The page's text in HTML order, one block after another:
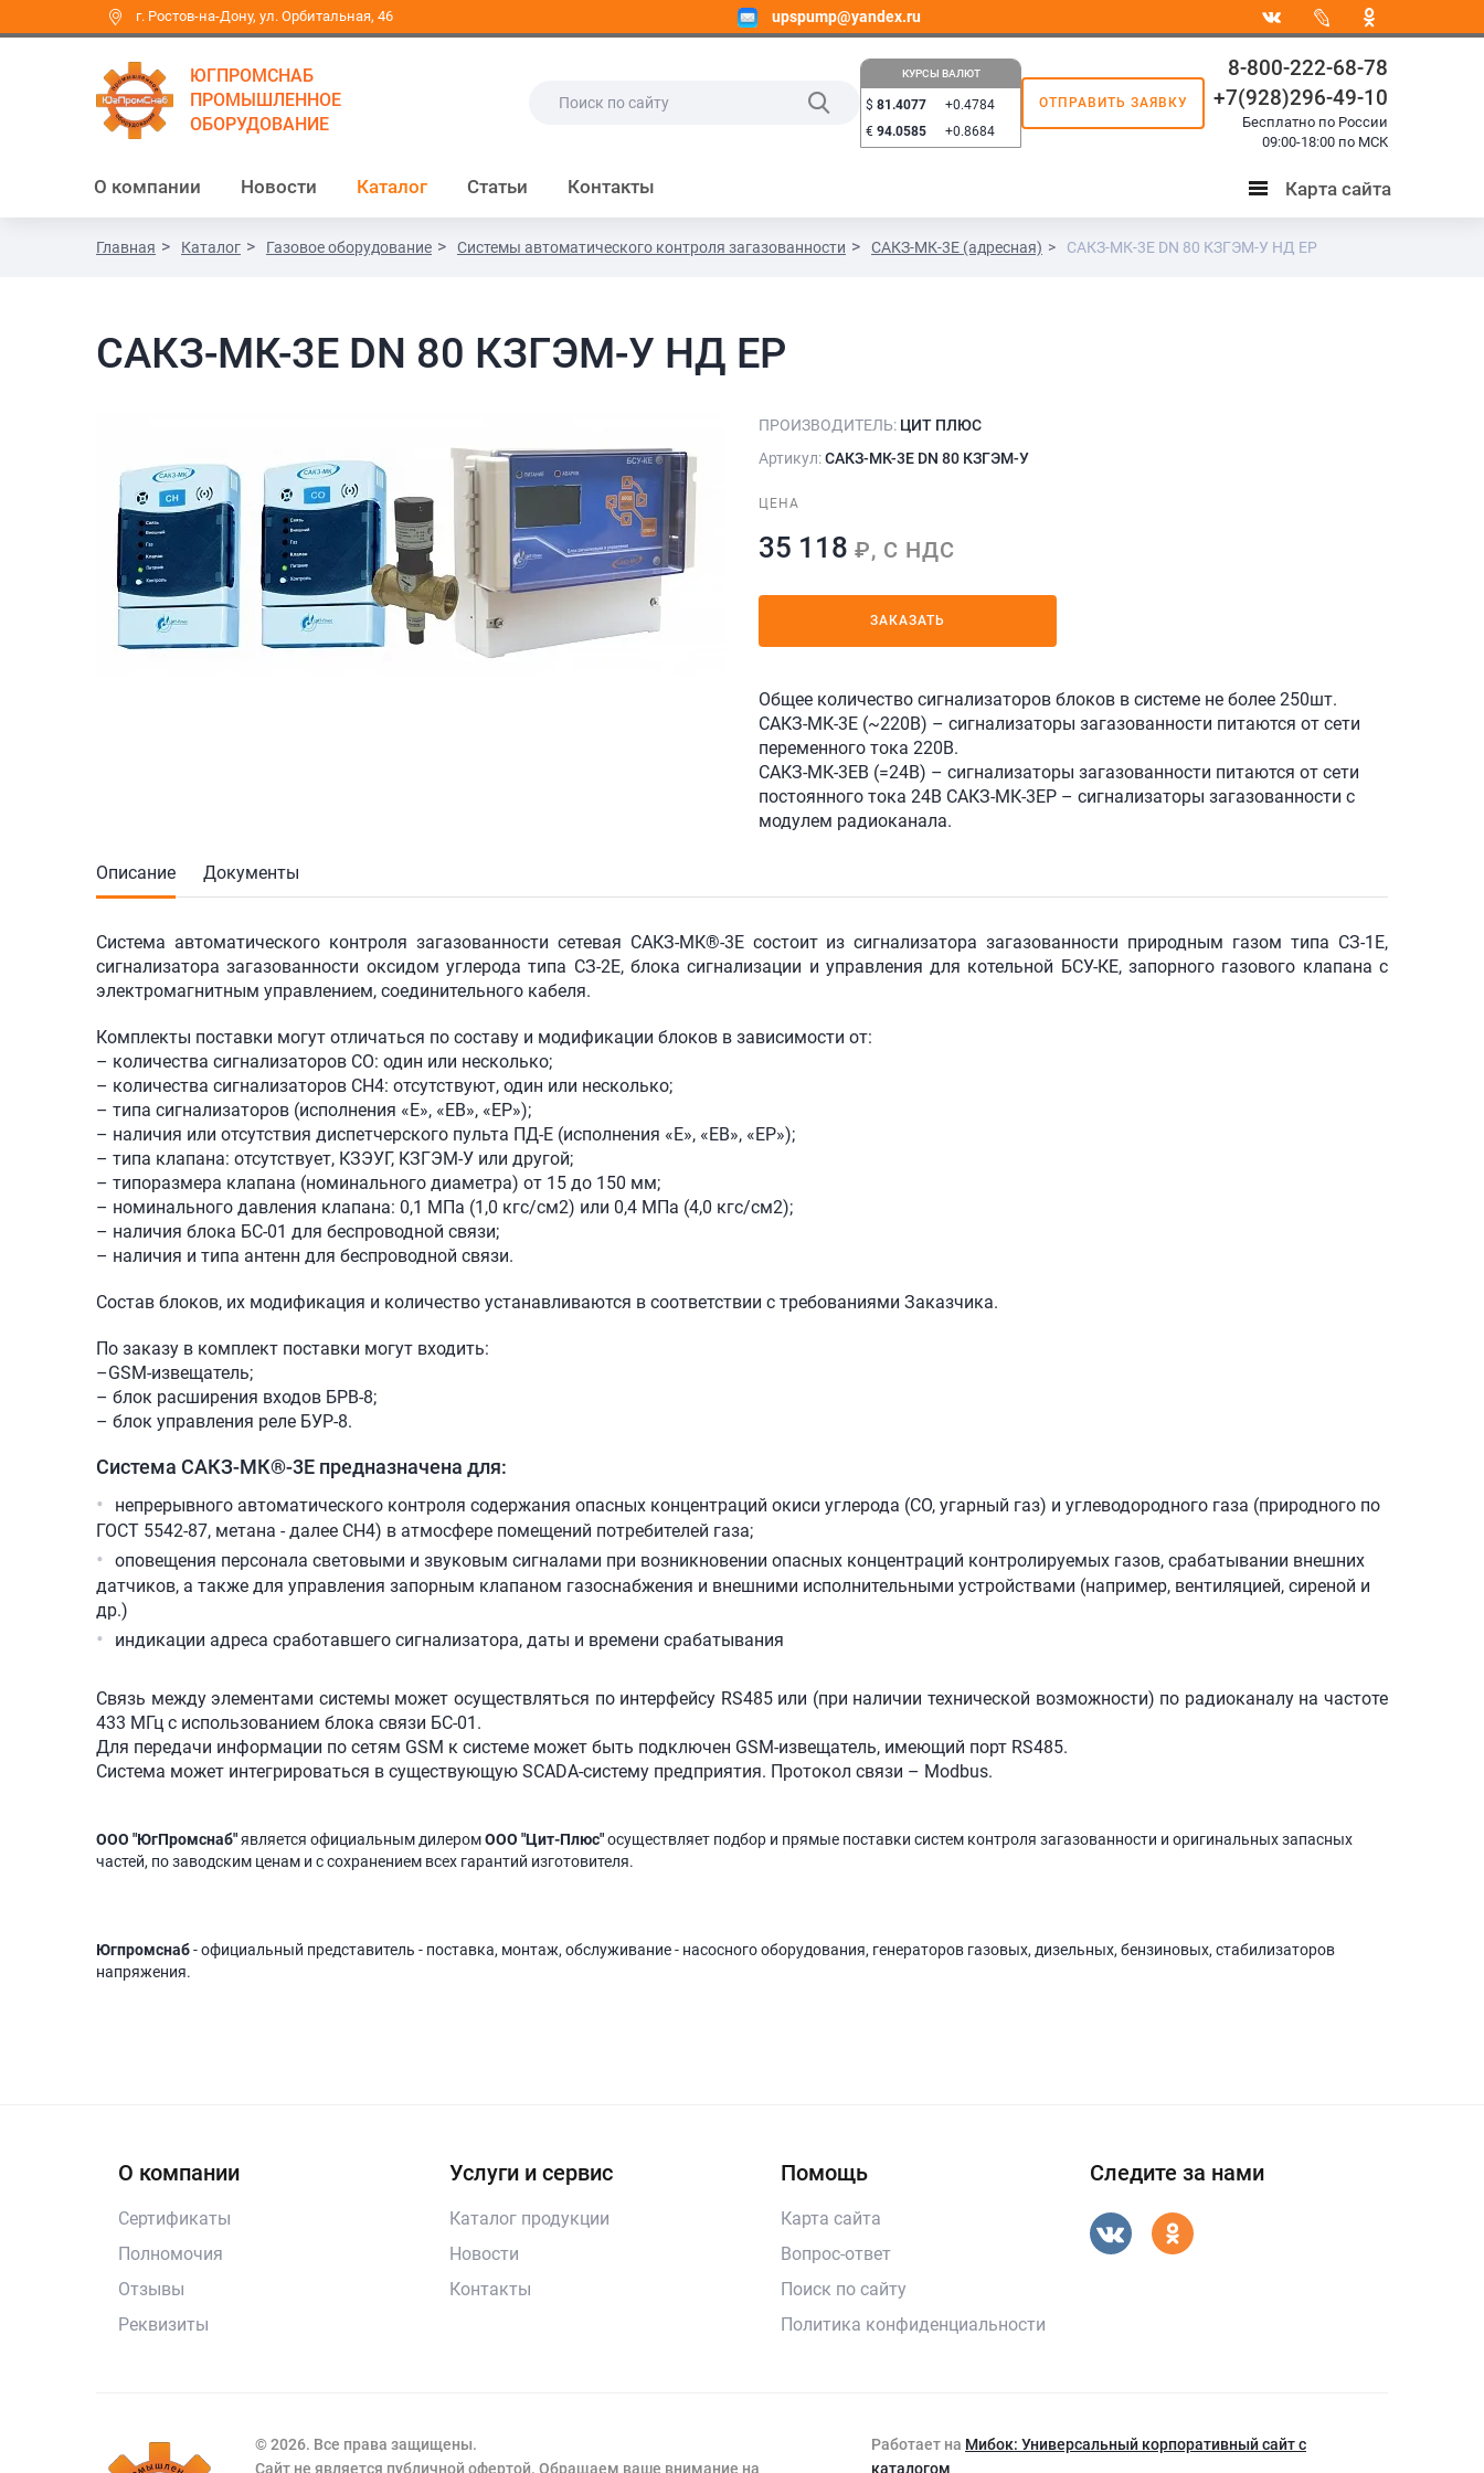
г. Ростов-на-Дону, ул. Орбитальная, 46 upspump@yandex.ru
ЮГПРОМСНАБ
ПРОМЫШЛЕННОЕ
ОБОРУДОВАНИЕ
КУРСЫ ВАЛЮТ
$ 81.4077
€ 94.0585
+0.4784
+0.8684
ОТПРАВИТЬ ЗАЯВКУ
8-800-222-68-78
+7(928)296-49-10
Бесплатно по России
09:00-18:00 по МСК
О компании Новости Каталог Статьи Контакты
Карта
сайта
Карта сайта
Главная Каталог Газовое оборудование Системы автоматического контроля загазованности САКЗ-МК-3Е (адресная) САКЗ-МК-3Е DN 80 КЗГЭМ-У НД ЕР
САКЗ-МК-3Е DN 80 КЗГЭМ-У НД ЕР
ПРОИЗВОДИТЕЛЬ: ЦИТ ПЛЮС
Артикул:САКЗ-МК-3Е DN 80 КЗГЭМ-У
ЦЕНА
35 118 ₽, С НДС
ЗАКАЗАТЬ
Общее количество сигнализаторов блоков в системе не более 250шт.
САКЗ-МК-3Е (~220В) – сигнализаторы загазованности питаются от сети
переменного тока 220В.
САКЗ-МК-3ЕВ (=24В) – сигнализаторы загазованности питаются от сети
постоянного тока 24В САКЗ-МК-3ЕР – сигнализаторы загазованности с
модулем радиоканала.
Описание Документы
Система автоматического контроля загазованности сетевая САКЗ-МК®-3Е состоит из сигнализатора загазованности природным газом типа СЗ-1Е,
сигнализатора загазованности оксидом углерода типа СЗ-2Е, блока сигнализации и управления для котельной БСУ-КЕ, запорного газового клапана с
электромагнитным управлением, соединительного кабеля.
Комплекты поставки могут отличаться по составу и модификации блоков в зависимости от:
– количества сигнализаторов СО: один или несколько;
– количества сигнализаторов СН4: отсутствуют, один или несколько;
– типа сигнализаторов (исполнения «Е», «ЕВ», «ЕР»);
– наличия или отсутствия диспетчерского пульта ПД-Е (исполнения «Е», «ЕВ», «ЕР»);
– типа клапана: отсутствует, КЗЭУГ, КЗГЭМ-У или другой;
– типоразмера клапана (номинального диаметра) от 15 до 150 мм;
– номинального давления клапана: 0,1 МПа (1,0 кгс/см2) или 0,4 МПа (4,0 кгс/см2);
– наличия блока БС-01 для беспроводной связи;
– наличия и типа антенн для беспроводной связи.
Состав блоков, их модификация и количество устанавливаются в соответствии с требованиями Заказчика.
По заказу в комплект поставки могут входить:
–GSM-извещатель;
– блок расширения входов БРВ-8;
– блок управления реле БУР-8.
Система САКЗ-МК®-3Е предназначена для:
непрерывного автоматического контроля содержания опасных концентраций окиси углерода (СО, угарный газ) и углеводородного газа (природного по
ГОСТ 5542-87, метана - далее СН4) в атмосфере помещений потребителей газа;
оповещения персонала световыми и звуковым сигналами при возникновении опасных концентраций контролируемых газов, срабатывании внешних
датчиков, а также для управления запорным клапаном газоснабжения и внешними исполнительными устройствами (например, вентиляцией, сиреной и
др.)
индикации адреса сработавшего сигнализатора, даты и времени срабатывания
Связь между элементами системы может осуществляться по интерфейсу RS485 или (при наличии технической возможности) по радиоканалу на частоте
433 МГц с использованием блока связи БС-01.
Для передачи информации по сетям GSM к системе может быть подключен GSM-извещатель, имеющий порт RS485.
Система может интегрироваться в существующую SCADA-систему предприятия. Протокол связи – Modbus.
ООО "ЮгПромснаб"является официальным дилеромООО "Цит-Плюс"осуществляет подбор и прямые поставки систем контроля загазованности и оригинальных запасных
частей, по заводским ценам и с сохранением всех гарантий изготовителя.
Югпромснаб- официальный представитель - поставка, монтаж, обслуживание - насосного оборудования, генераторов газовых, дизельных, бензиновых, стабилизаторов
напряжения.
О компании
Сертификаты
Полномочия
Отзывы
Реквизиты
Услуги и сервис
Каталог продукции
Новости
Контакты
Помощь
Карта сайта
Вопрос-ответ
Поиск по сайту
Политика конфиденциальности
Следите за нами
© 2026. Все права защищены.
Сайт не является публичной офертой. Обращаем ваше внимание на
Работает на Мибок: Универсальный корпоративный сайт с
каталогом